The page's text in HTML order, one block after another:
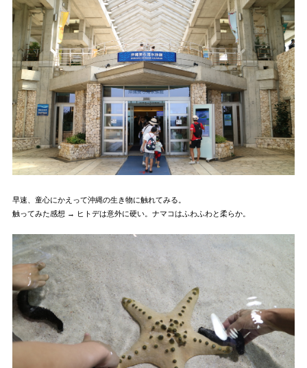
早速、童心にかえって沖縄の生き物に触れてみる。
触ってみた感想 → ヒトデは意外に硬い。ナマコはふわふわと柔らか。